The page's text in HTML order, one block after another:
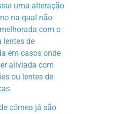
uma alteração
na qual não
com o
lentes de
em casos onde
aliviada com
ou lentes de
córnea já são